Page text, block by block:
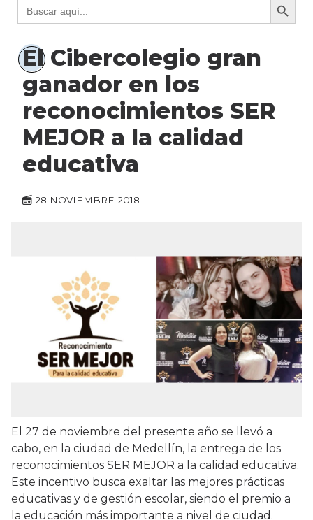
Buscar:
El Cibercolegio gran
ganador en los
reconocimientos SER
MEJOR a la calidad
educativa
28 NOVIEMBRE 2018
El 27 de noviembre del presente año se llevó a
cabo, en la ciudad de Medellín, la entrega de los
reconocimientos SER MEJOR a la calidad educativa.
Este incentivo busca exaltar las mejores prácticas
educativas y de gestión escolar, siendo el premio a
la educación más importante a nivel de ciudad.